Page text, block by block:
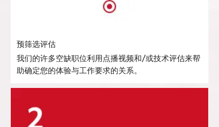
预筛选评估
我们的许多空缺职位利用点播视频和/或技术评估来帮
助确定您的体验与工作要求的关系。